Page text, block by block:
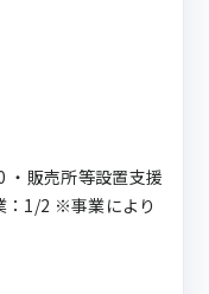
・販売所等設置支援
：1/2 ※事業により